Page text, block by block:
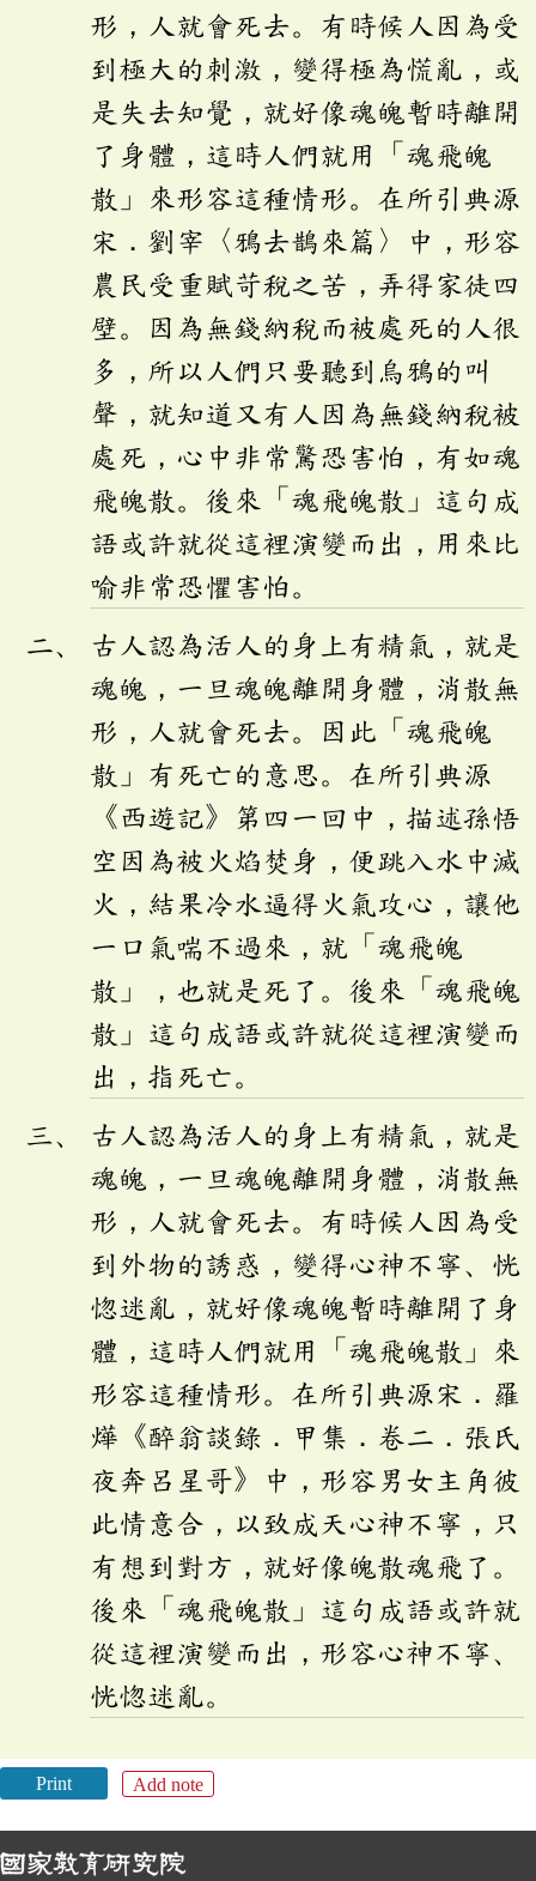
形，人就會死去。有時候人因為受
到極大的刺激，變得極為慌亂，或
是失去知覺，就好像魂魄暫時離開
了身體，這時人們就用「魂飛魄
散」來形容這種情形。在所引典源
宋．劉宰〈鴉去鵲來篇〉中，形容
農民受重賦苛稅之苦，弄得家徒四
壁。因為無錢納稅而被處死的人很
多，所以人們只要聽到烏鴉的叫
聲，就知道又有人因為無錢納稅被
處死，心中非常驚恐害怕，有如魂
飛魄散。後來「魂飛魄散」這句成
語或許就從這裡演變而出，用來比
喻非常恐懼害怕。
古人認為活人的身上有精氣，就是
魂魄，一旦魂魄離開身體，消散無
形，人就會死去。因此「魂飛魄
散」有死亡的意思。在所引典源
《西遊記》第四一回中，描述孫悟
空因為被火焰焚身，便跳入水中滅
火，結果冷水逼得火氣攻心，讓他
一口氣喘不過來，就「魂飛魄
散」，也就是死了。後來「魂飛魄
散」這句成語或許就從這裡演變而
出，指死亡。
古人認為活人的身上有精氣，就是
魂魄，一旦魂魄離開身體，消散無
形，人就會死去。有時候人因為受
到外物的誘惑，變得心神不寧、恍
惚迷亂，就好像魂魄暫時離開了身
體，這時人們就用「魂飛魄散」來
形容這種情形。在所引典源宋．羅
燁《醉翁談錄．甲集．卷二．張氏
夜奔呂星哥》中，形容男女主角彼
此情意合，以致成天心神不寧，只
有想到對方，就好像魄散魂飛了。
後來「魂飛魄散」這句成語或許就
從這裡演變而出，形容心神不寧、
恍惚迷亂。
Print Add note